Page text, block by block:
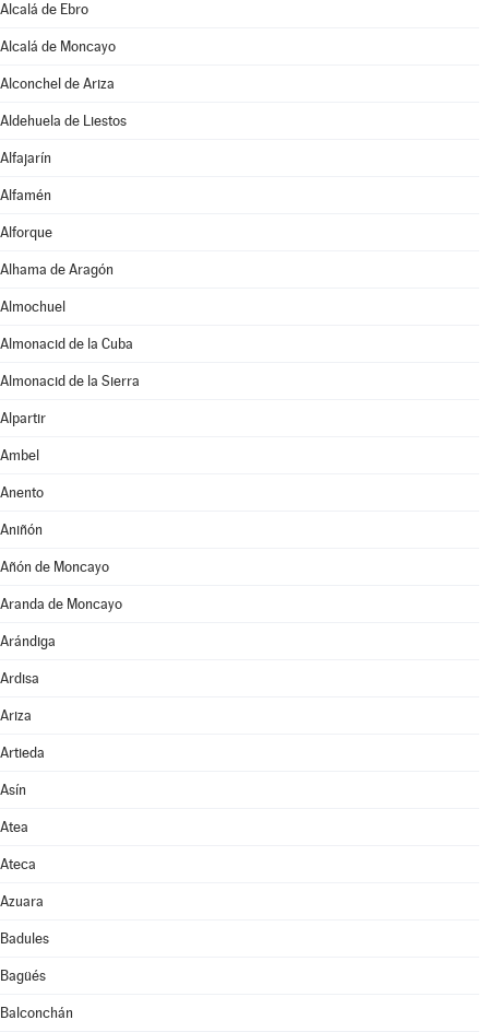
Alcalá de Ebro
Alcalá de Moncayo
Alconchel de Ariza
Aldehuela de Liestos
Alfajarín
Alfamén
Alforque
Alhama de Aragón
Almochuel
Almonacid de la Cuba
Almonacid de la Sierra
Alpartir
Ambel
Anento
Aniñón
Añón de Moncayo
Aranda de Moncayo
Arándiga
Ardisa
Ariza
Artieda
Asín
Atea
Ateca
Azuara
Badules
Bagüés
Balconchán